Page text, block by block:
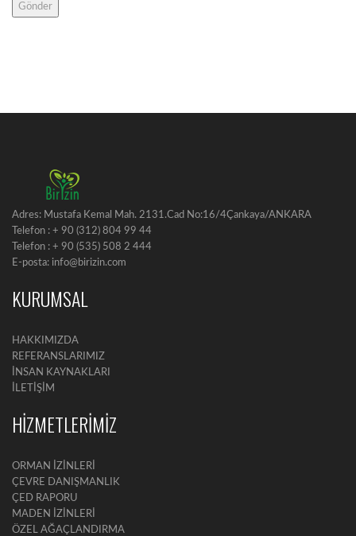
Gönder
Adres: Mustafa Kemal Mah. 2131.Cad No:16/4Çankaya/ANKARA
Telefon : + 90 (312) 804 99 44
Telefon : + 90 (535) 508 2 444
E-posta: info@birizin.com
KURUMSAL
HAKKIMIZDA
REFERANSLARIMIZ
İNSAN KAYNAKLARI
İLETİŞİM
HİZMETLERİMİZ
ORMAN İZİNLERİ
ÇEVRE DANIŞMANLIK
ÇED RAPORU
MADEN İZİNLERİ
ÖZEL AĞAÇLANDIRMA